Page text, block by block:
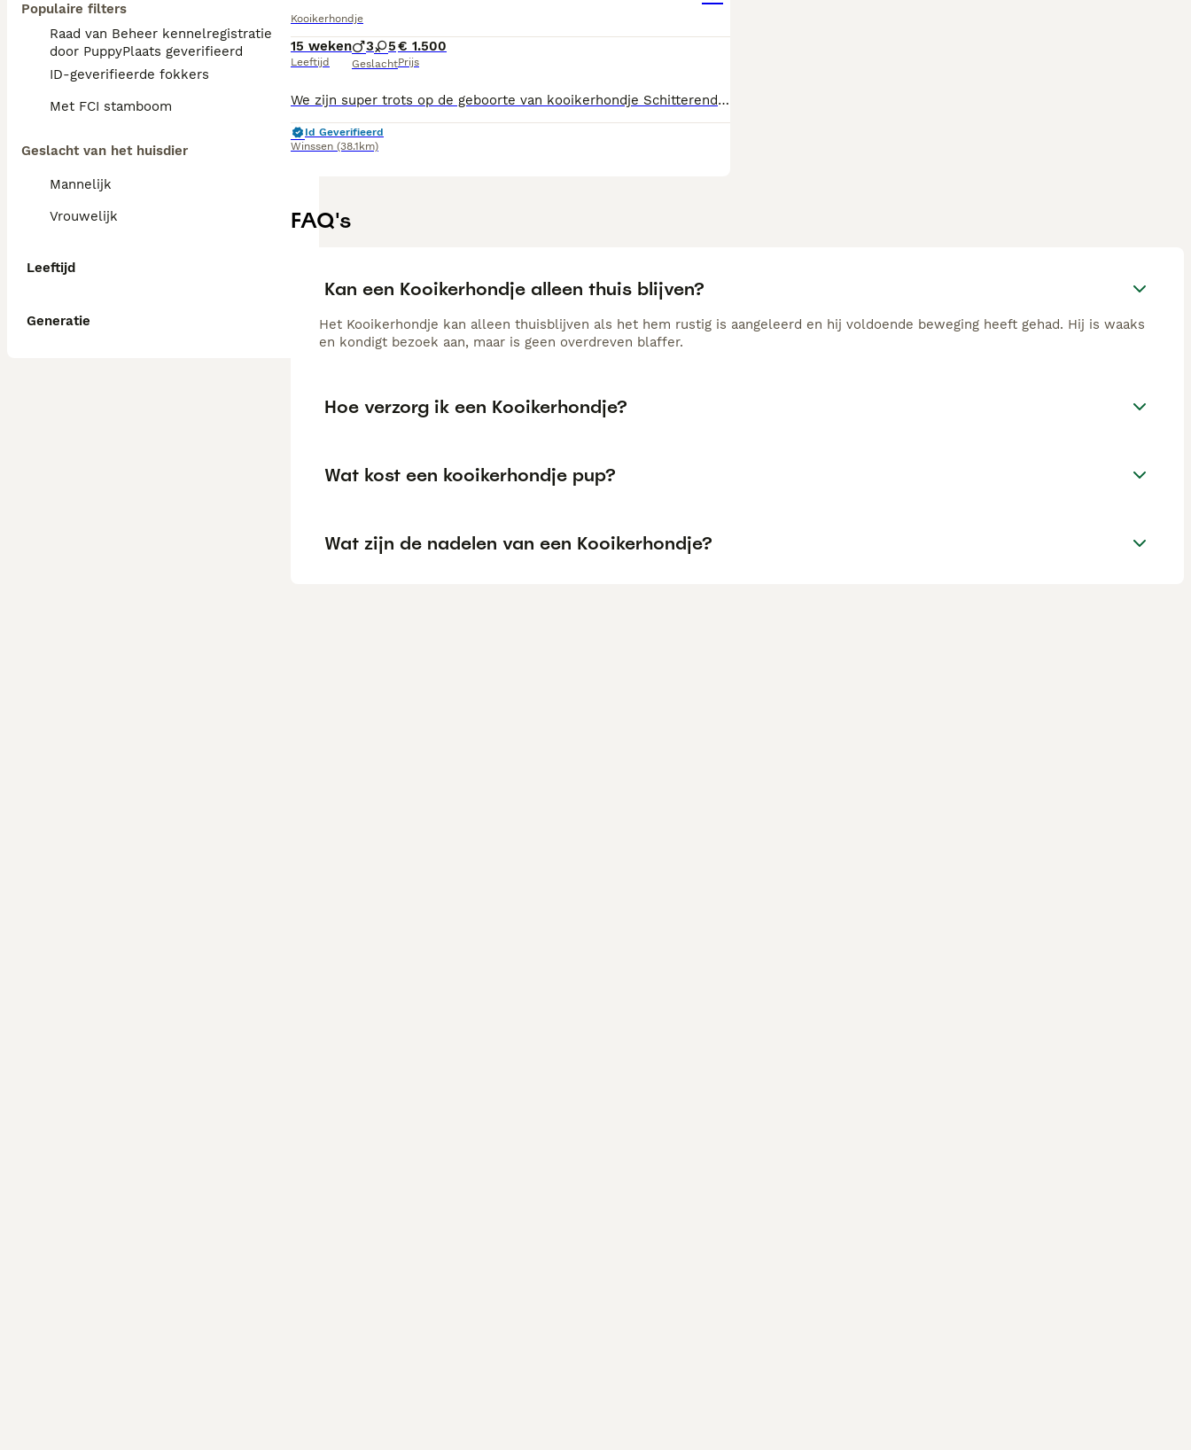
Populaire filters
Raad van Beheer kennelregistratie
door PuppyPlaats geverifieerd
ID-geverifieerde fokkers
Met FCI stamboom
Geslacht van het huisdier
Mannelijk
Vrouwelijk
Leeftijd
Generatie
Kooikerhondje
15 weken
Leeftijd
3 5
Geslacht
€ 1.500
Prijs
We zijn super trots op de geboorte van kooikerhondje Schitterend getekend De puppen groeien op bij ons in huis en daardoor zijn ze gewend aan de dagelijkse geluiden en aan kinderen en kleinkinderen. Ze zijn zeer sociaal. De pups mogen het nestje verlaten als ze ongeveer 9 weken zijn dat ze goed droge brok eten en krantzindelijk zijn ! Puppen worden volledig ingeënt, gechipt , ontwormd volgens schema en volledig gezond verklaard door de dierenarts. En een Europees paspoort met de gezondheid verklaring van de dierenarts. Uw krijgt een puppypakket mee voor ongeveer 2 weken voer en een nestdoekje met de geur van de moeder. Ouders zijn in bezit van een stamboom. ENM & VWD & Polymiositis Vrij Katarakt vrij pattelavrij. We zijn in bezit van H&k En ubn nummer. WEGENS NOG 1 TEEJE en REU BESCHIKBAAR! De pups zijn volledig ingeënt en hebben ook een rabiës inenting ze mogen ook naar buitenland! Heeft uw verdere vragen kunt uw me een berichtje sturen Met vriendelijke groet !
Id Geverifieerd
Winssen (38.1km)
FAQ's
Kan een Kooikerhondje alleen thuis blijven?
Het Kooikerhondje kan alleen thuisblijven als het hem rustig is aangeleerd en hij voldoende beweging heeft gehad. Hij is waaks
en kondigt bezoek aan, maar is geen overdreven blaffer.
Hoe verzorg ik een Kooikerhondje?
Wat kost een kooikerhondje pup?
Wat zijn de nadelen van een Kooikerhondje?